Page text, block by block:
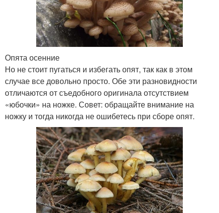
Опята осенние
Но не стоит пугаться и избегать опят, так как в этом
случае все довольно просто. Обе эти разновидности
отличаются от съедобного оригинала отсутствием
«юбочки» на ножке. Совет: обращайте внимание на
ножку и тогда никогда не ошибетесь при сборе опят.